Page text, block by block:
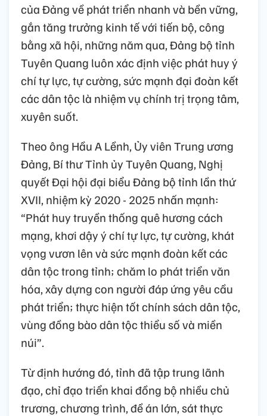
của Đảng về phát triển nhanh và bền vững,
gắn tăng trưởng kinh tế với tiến bộ, công
bằng xã hội, những năm qua, Đảng bộ tỉnh
Tuyên Quang luôn xác định việc phát huy ý
chí tự lực, tự cường, sức mạnh đại đoàn kết
các dân tộc là nhiệm vụ chính trị trọng tâm,
xuyên suốt.
Theo ông Hầu A Lềnh, Ủy viên Trung ương
Đảng, Bí thư Tỉnh ủy Tuyên Quang, Nghị
quyết Đại hội đại biểu Đảng bộ tỉnh lần thứ
XVII, nhiệm kỳ 2020 - 2025 nhấn mạnh:
“Phát huy truyền thống quê hương cách
mạng, khơi dậy ý chí tự lực, tự cường, khát
vọng vươn lên và sức mạnh đoàn kết các
dân tộc trong tỉnh; chăm lo phát triển văn
hóa, xây dựng con người đáp ứng yêu cầu
phát triển; thực hiện tốt chính sách dân tộc,
vùng đồng bào dân tộc thiểu số và miền
núi”.
Từ định hướng đó, tỉnh đã tập trung lãnh
đạo, chỉ đạo triển khai đồng bộ nhiều chủ
trương, chương trình, đề án lớn, sát thực